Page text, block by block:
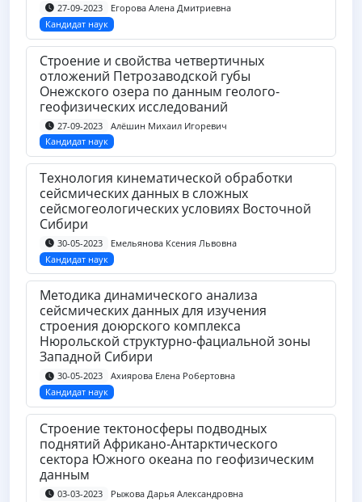
27-09-2023
Егорова Алена Дмитриевна
Кандидат наук
Строение и свойства четвертичных
отложений Петрозаводской губы
Онежского озера по данным геолого-
геофизических исследований
27-09-2023
Алёшин Михаил Игоревич
Кандидат наук
Технология кинематической обработки
сейсмических данных в сложных
сейсмогеологических условиях Восточной
Сибири
30-05-2023
Емельянова Ксения Львовна
Кандидат наук
Методика динамического анализа
сейсмических данных для изучения
строения доюрского комплекса
Нюрольской структурно-фациальной зоны
Западной Сибири
30-05-2023
Ахиярова Елена Робертовна
Кандидат наук
Строение тектоносферы подводных
поднятий Африкано-Антарктического
сектора Южного океана по геофизическим
данным
03-03-2023
Рыжова Дарья Александровна